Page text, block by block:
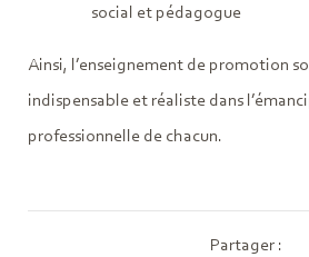
social et pédagogue
Ainsi, l’enseignement de promotion
indispensable et réaliste dans
professionnelle de chacun.
Partager :